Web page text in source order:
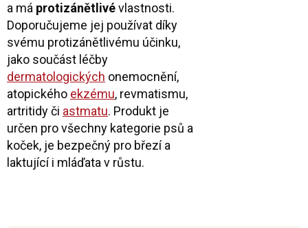
a má protizánětlivévlastnosti.
Doporučujeme jej používat díky
svému protizánětlivému účinku,
jako součást léčby
dermatologických onemocnění,
atopického ekzému, revmatismu,
artritidy či astmatu. Produkt je
určen pro všechny kategorie psů a
koček, je bezpečný pro březí a
laktující i mláďata v růstu.